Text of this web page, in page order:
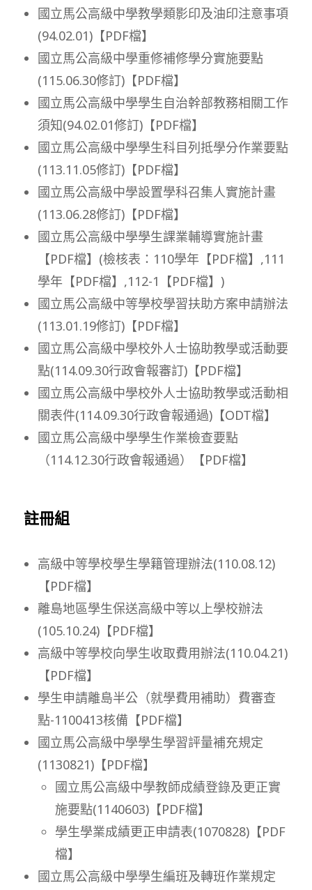
國立馬公高級中學教學類影印及油印注意事項
(94.02.01)【PDF檔】
國立馬公高級中學重修補修學分實施要點
(115.06.30修訂)【PDF檔】
國立馬公高級中學學生自治幹部教務相關工作
須知(94.02.01修訂)【PDF檔】
國立馬公高級中學學生科目列抵學分作業要點
(113.11.05修訂)【PDF檔】
國立馬公高級中學設置學科召集人實施計畫
(113.06.28修訂)【PDF檔】
國立馬公高級中學學生課業輔導實施計畫
【PDF檔】 (檢核表： 110學年【PDF檔】 ,111
學年【PDF檔】 ,112-1【PDF檔】 )
國立馬公高級中等學校學習扶助方案申請辦法
(113.01.19修訂)【PDF檔】
國立馬公高級中學校外人士協助教學或活動要
點(114.09.30行政會報審訂)【PDF檔】
國立馬公高級中學校外人士協助教學或活動相
關表件(114.09.30行政會報通過)【ODT檔】
國立馬公高級中學學生作業檢查要點
（114.12.30行政會報通過）【PDF檔】
註冊組
高級中等學校學生學籍管理辦法(110.08.12)
【PDF檔】
離島地區學生保送高級中等以上學校辦法
(105.10.24)【PDF檔】
高級中等學校向學生收取費用辦法(110.04.21)
【PDF檔】
學生申請離島半公（就學費用補助）費審查
點-1100413核備【PDF檔】
國立馬公高級中學學生學習評量補充規定
(1130821)【PDF檔】
國立馬公高級中學教師成績登錄及更正實
施要點(1140603)【PDF檔】
學生學業成績更正申請表(1070828)【PDF
檔】
國立馬公高級中學學生編班及轉班作業規定